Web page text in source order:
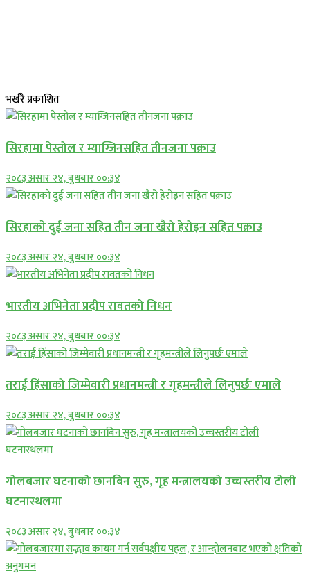
भर्खरै प्रकाशित
सिरहामा पेस्तोल र म्याग्जिनसहित तीनजना पक्राउ
२०८३ असार २४, बुधबार ००:३४
सिरहाकाे दुई जना सहित तीन जना खैरो हेरोइन सहित पक्राउ
२०८३ असार २४, बुधबार ००:३४
भारतीय अभिनेता प्रदीप रावतको निधन
२०८३ असार २४, बुधबार ००:३४
तराई हिंसाको जिम्मेवारी प्रधानमन्त्री र गृहमन्त्रीले लिनुपर्छः एमाले
२०८३ असार २४, बुधबार ००:३४
गोलबजार घटनाको छानबिन सुरु, गृह मन्त्रालयको उच्चस्तरीय टोली
घटनास्थलमा
२०८३ असार २४, बुधबार ००:३४